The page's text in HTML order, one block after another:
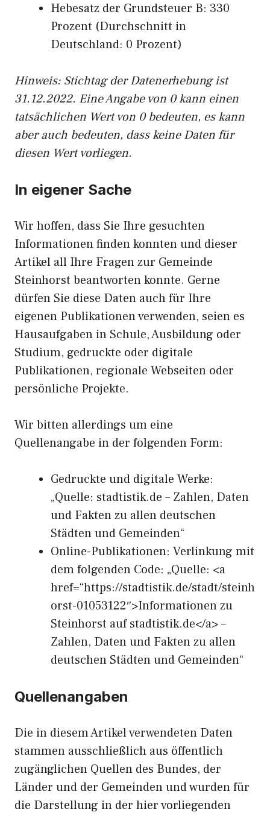
Hebesatz der Grundsteuer B: 330
Prozent (Durchschnitt in
Deutschland: 0 Prozent)
Hinweis: Stichtag der Datenerhebung ist
31.12.2022. Eine Angabe von 0 kann einen
tatsächlichen Wert von 0 bedeuten, es kann
aber auch bedeuten, dass keine Daten für
diesen Wert vorliegen.
In eigener Sache
Wir hoffen, dass Sie Ihre gesuchten
Informationen finden konnten und dieser
Artikel all Ihre Fragen zur Gemeinde
Steinhorst beantworten konnte. Gerne
dürfen Sie diese Daten auch für Ihre
eigenen Publikationen verwenden, seien es
Hausaufgaben in Schule, Ausbildung oder
Studium, gedruckte oder digitale
Publikationen, regionale Webseiten oder
persönliche Projekte.
Wir bitten allerdings um eine
Quellenangabe in der folgenden Form:
Gedruckte und digitale Werke:
„Quelle: stadtistik.de – Zahlen, Daten
und Fakten zu allen deutschen
Städten und Gemeinden“
Online-Publikationen: Verlinkung mit
dem folgenden Code: „Quelle: <a
href=“https://stadtistik.de/stadt/steinh
orst-01053122″>Informationen zu
Steinhorst auf stadtistik.de</a> –
Zahlen, Daten und Fakten zu allen
deutschen Städten und Gemeinden“
Quellenangaben
Die in diesem Artikel verwendeten Daten
stammen ausschließlich aus öffentlich
zugänglichen Quellen des Bundes, der
Länder und der Gemeinden und wurden für
die Darstellung in der hier vorliegenden